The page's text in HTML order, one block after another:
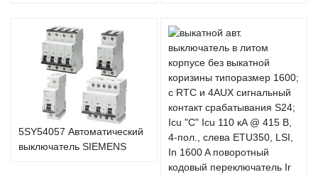
5SY54057 Автоматический
выключатель SIEMENS